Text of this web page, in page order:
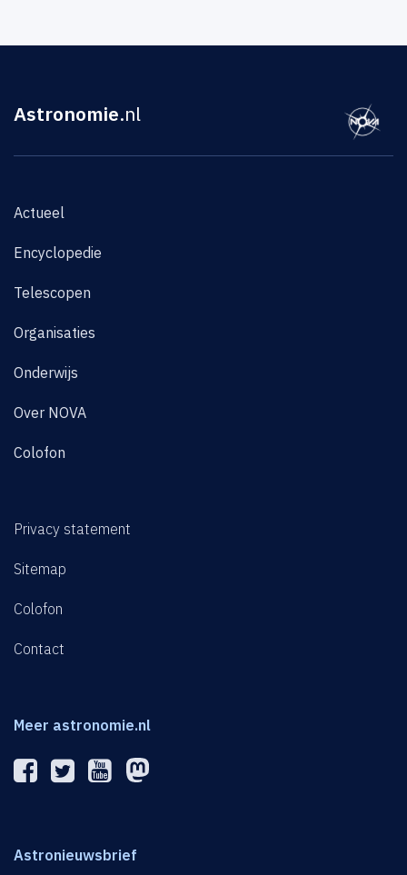
Astronomie.nl
Actueel
Encyclopedie
Telescopen
Organisaties
Onderwijs
Over NOVA
Colofon
Privacy statement
Sitemap
Colofon
Contact
Meer astronomie.nl
Astronieuwsbrief